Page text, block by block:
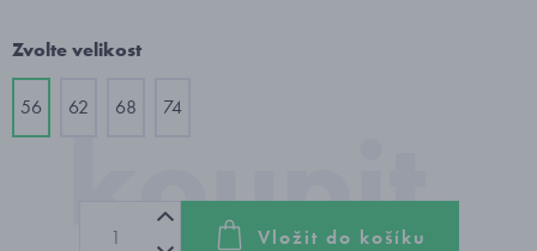
Zvolte velikost
56 62 68 74
Vložit do košíku